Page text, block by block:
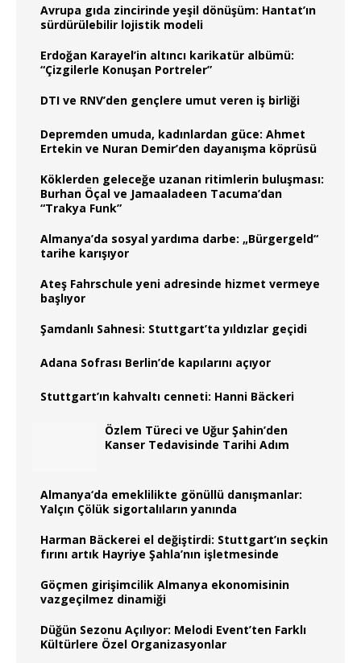
Avrupa gıda zincirinde yeşil dönüşüm: Hantat’ın
sürdürülebilir lojistik modeli
Erdoğan Karayel’in altıncı karikatür albümü:
“Çizgilerle Konuşan Portreler”
DTI ve RNV’den gençlere umut veren iş birliği
Depremden umuda, kadınlardan güce: Ahmet
Ertekin ve Nuran Demir’den dayanışma köprüsü
Köklerden geleceğe uzanan ritimlerin buluşması:
Burhan Öçal ve Jamaaladeen Tacuma’dan
“Trakya Funk”
Almanya’da sosyal yardıma darbe: „Bürgergeld“
tarihe karışıyor
Ateş Fahrschule yeni adresinde hizmet vermeye
başlıyor
Şamdanlı Sahnesi: Stuttgart’ta yıldızlar geçidi
Adana Sofrası Berlin’de kapılarını açıyor
Stuttgart’ın kahvaltı cenneti: Hanni Bäckeri
Özlem Türeci ve Uğur Şahin’den
Kanser Tedavisinde Tarihi Adım
Almanya‘da emeklilikte gönüllü danışmanlar:
Yalçın Çölük sigortalıların yanında
Harman Bäckerei el değiştirdi: Stuttgart’ın seçkin
fırını artık Hayriye Şahla’nın işletmesinde
Göçmen girişimcilik Almanya ekonomisinin
vazgeçilmez dinamiği
Düğün Sezonu Açılıyor: Melodi Event’ten Farklı
Kültürlere Özel Organizasyonlar